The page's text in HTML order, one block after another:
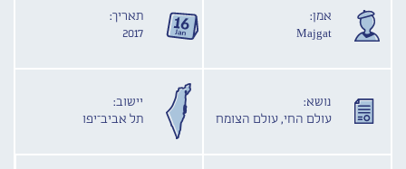
אמן:
Majgat
תאריך:
2017
נושא:
עולם החי, עולם הצומח
יישוב:
תל אביב־יפו